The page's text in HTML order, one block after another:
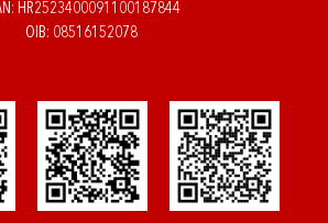
HR2523400091100187844
OIB: 08516152078